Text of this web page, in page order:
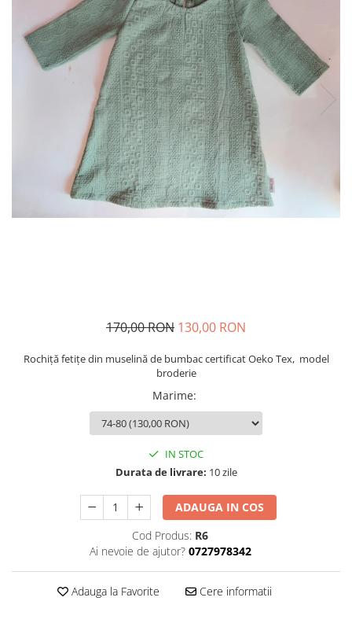
Lenjerie intima
170,00 RON 130,00 RON
Rochiță fetițe din muselină de bumbac certificat Oeko Tex, model
broderie
Marime:
IN STOC
Durata de livrare: 10 zile
ADAUGA IN COS
Cod Produs: R6
Ai nevoie de ajutor? 0727978342
Adauga la Favorite Cere informatii